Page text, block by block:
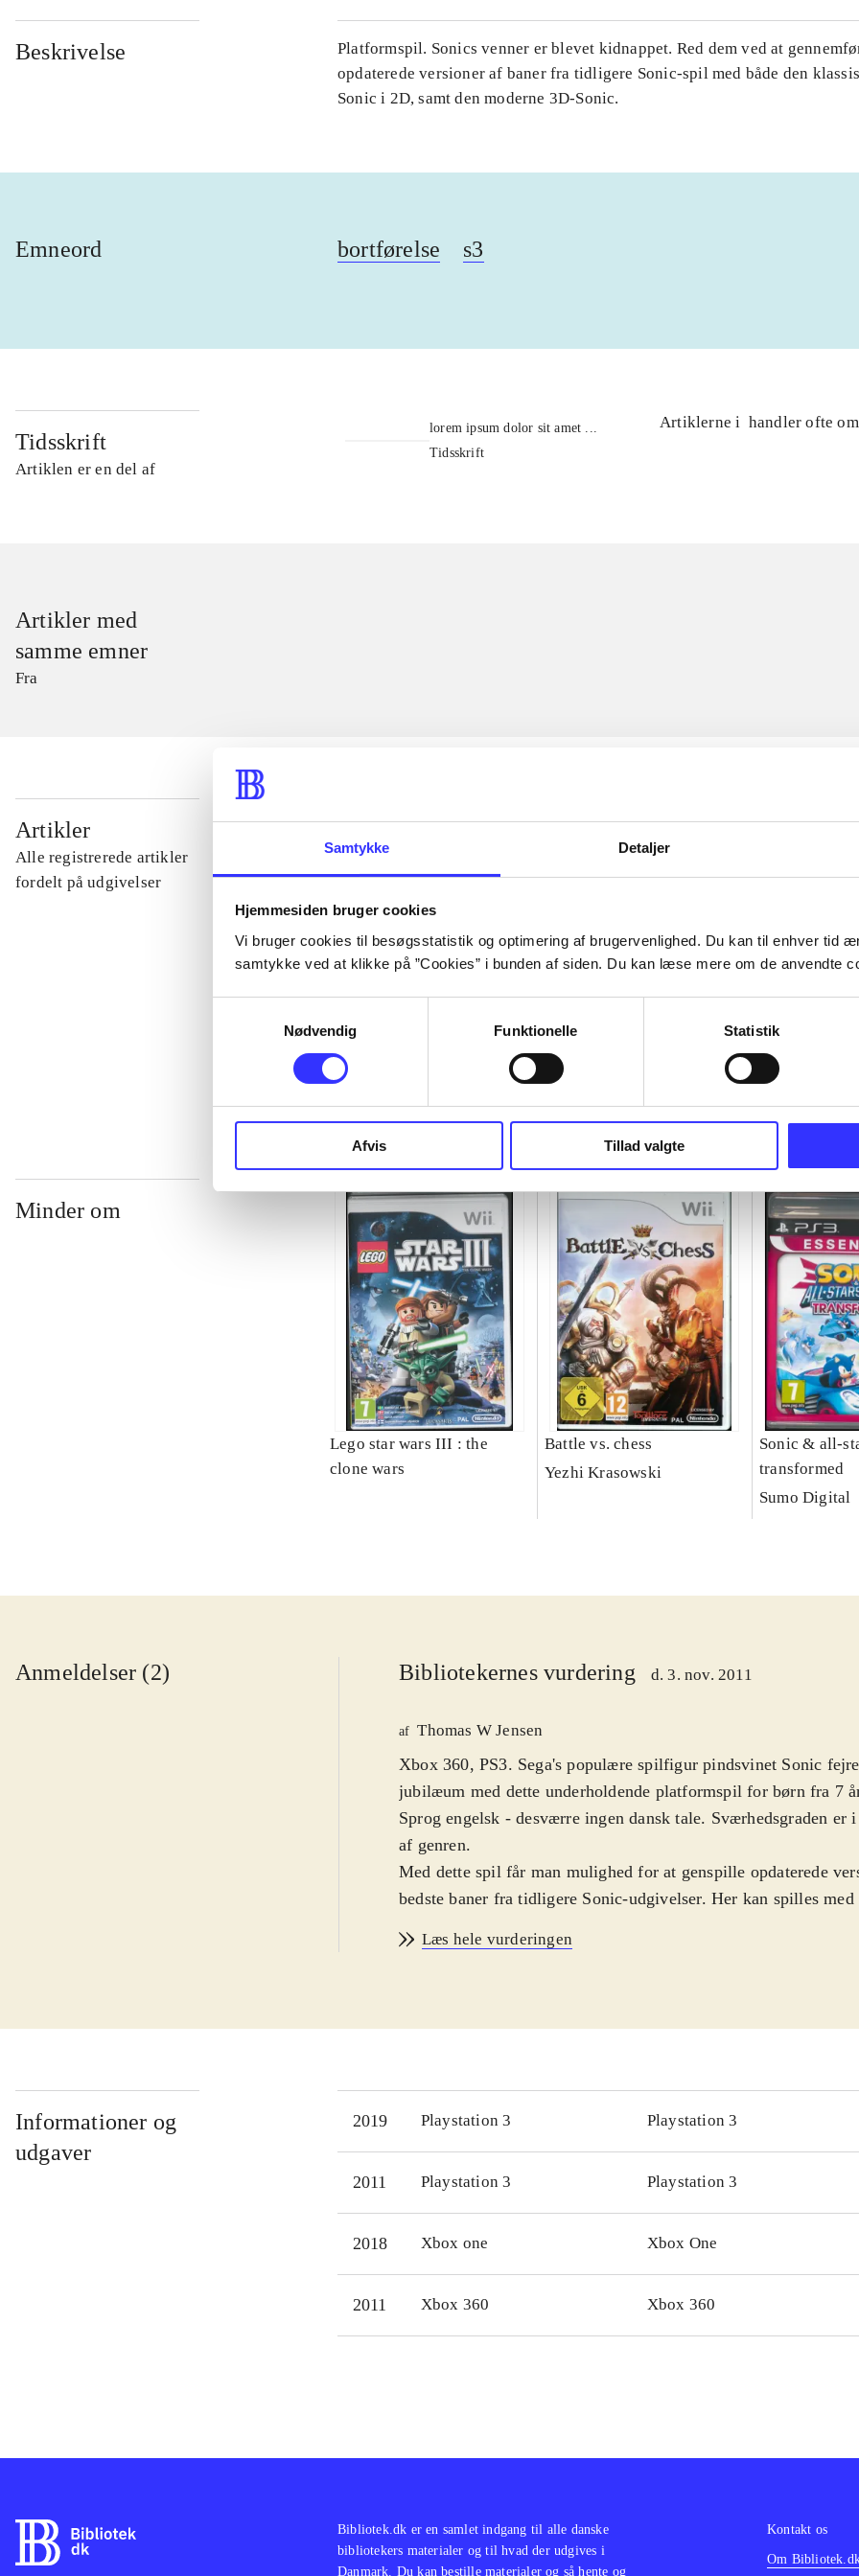
Samtykke Detaljer
Hjemmesiden bruger cookies
Vi bruger cookies til besøgsstatistik og optimering af brugervenlighed. Du kan til enhver tid
samtykke ved at klikke på ”Cookies” i bunden af siden. Du kan læse mere om de anvendte
Nødvendig
Funktionelle Statistik
Afvis Tillad valgte
Beskrivelse
Platformspil. Sonics venner er blevet kidnappet. Red dem ved at
opdaterede versioner af baner fra tidligere Sonic-spil med både den
Sonic i 2D, samt den moderne 3D-Sonic.
Emneord bortførelse s3
Tidsskrift
Artiklen er en del af
lorem ipsum dolor sit amet ...
Tidsskrift
Artiklerne i handler ofte om
Artikler med
samme emner
Fra
Artikler
Alle registrerede artikler
fordelt på udgivelser
...
...
...
Minder om
Lego star wars III : the
clone wars
Battle vs. chess
Yezhi Krasowski
Sonic & all-
transformed
Sumo Digital
Anmeldelser (2) Bibliotekernes vurdering d. 3. nov. 2011
af Thomas W Jensen
Xbox 360, PS3. Sega's populære spilfigur pindsvinet Sonic
jubilæum med dette underholdende platformspil for børn fra 7
Sprog engelsk - desværre ingen dansk tale. Sværhedsgraden er
af genren.
Med dette spil får man mulighed for at genspille opdaterede
bedste baner fra tidligere Sonic-udgivelser. Her kan spilles med
selvfølgelig er i 3D. En historie om Sonic's venner, der
avancerede. Der er mange smut- og omveje, så man oplever
åbning af diverse småspil - Challenges - og Boss-battles. De
undervejs kan bruges til at opgradere Sonics
Vælger man at spille med den moderne Sonic er
forskel på versionerne til de to konsoltyper.
Spillet kan sammenlignes med nogle af de nyere Super Mario-
Sonic generations er et charmerende platformsspil. Spillet er
Læs hele vurderingen
Informationer og
udgaver
2019 Playstation 3 Playstation 3
2011 Playstation 3 Playstation 3
2018 Xbox one Xbox One
2011 Xbox 360 Xbox 360
Bibliotek.dk er en samlet indgang til alle danske
bibliotekers materialer og til hvad der udgives i
Danmark. Du kan bestille materialer og så hente og
Kontakt os
Om